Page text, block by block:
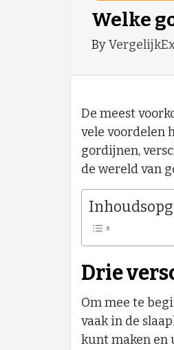
Welke
By
De meest
vele voordelen
gordijnen,
de wereld van
Drie
Om mee te
vaak in de
kunt maken en